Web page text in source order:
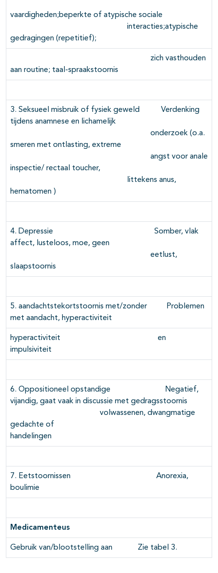
vaardigheden;beperkte of atypische sociale
interacties;atypische
gedragingen (repetitief);
zich vasthouden
aan routine; taal-spraakstoornis
3. Seksueel misbruik of fysiek geweld Verdenking
tijdens anamnese en lichamelijk
onderzoek (o.a.
smeren met ontlasting, extreme
angst voor anale
inspectie/ rectaal toucher,
littekens anus,
hematomen )
4. Depressie Somber, vlak
affect, lusteloos, moe, geen
eetlust,
slaapstoornis
5. aandachtstekortstoornis met/zonder Problemen
met aandacht, hyperactiviteit
hyperactiviteit en
impulsiviteit
6. Oppositioneel opstandige Negatief,
vijandig, gaat vaak in discussie met gedragsstoornis
volwassenen, dwangmatige
gedachte of
handelingen
7. Eetstoornissen Anorexia,
boulimie
Medicamenteus
Gebruik van/blootstelling aan Zie tabel 3.